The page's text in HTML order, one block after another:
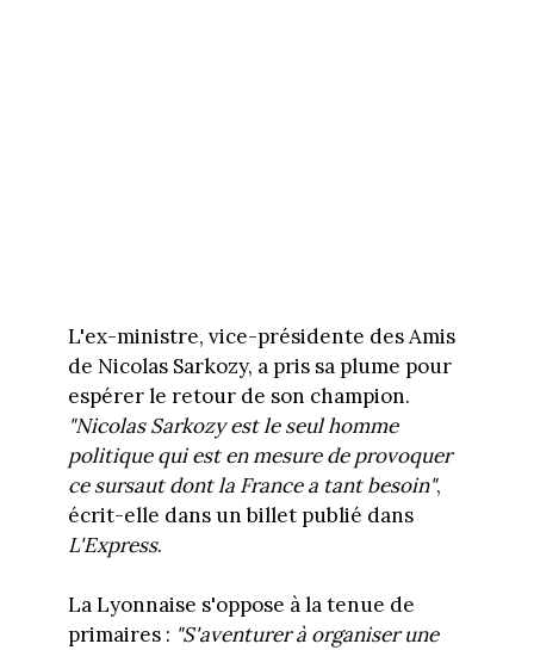
L'ex-ministre, vice-présidente des Amis
de Nicolas Sarkozy, a pris sa plume pour
espérer le retour de son champion.
"Nicolas Sarkozy est le seul homme
politique qui est en mesure de provoquer
ce sursaut dont la France a tant besoin",
écrit-elle dans un billet publié dans
L'Express.
La Lyonnaise s'oppose à la tenue de
primaires : "S'aventurer à organiser une